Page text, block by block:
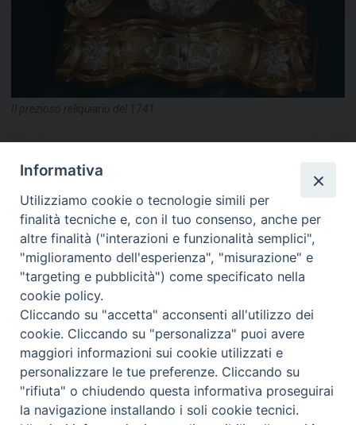
F
a
c
e
b
o
k
P
i
n
t
e
e
s
t
L
i
n
k
e
I
n
X
T
h
r
e
a
s
W
h
a
t
s
A
p
p
e
l
e
g
a
m
archivio storico diocesano
Pellegrinaggio alla Madonna
a Lungo, benedette le
campane in memoria di padre
Luigi Russo
Corro per raggiungere la meta:
evento solidale a Termoli
promosso dalla Caritas
Informativa
Utilizziamo cookie o tecnologie simili per
finalità tecniche e, con il tuo consenso, anche per
altre finalità ("interazioni e funzionalità semplici",
"miglioramento dell'esperienza", "misurazione" e
"targeting e pubblicità") come specificato nella
cookie policy.
Cliccando su "accetta" acconsenti all'utilizzo dei
cookie. Cliccando su "personalizza" puoi avere
maggiori informazioni sui cookie utilizzati e
personalizzare le tue preferenze. Cliccando su
"rifiuta" o chiudendo questa informativa proseguirai
la navigazione installando i soli cookie tecnici.